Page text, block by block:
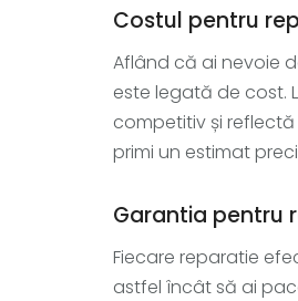
Costul pentru
Aflând că ai nevoie
este legată de cost.
competitiv și
primi un estimat
Garantia pentru
Fiecare reparatie
astfel încât să ai